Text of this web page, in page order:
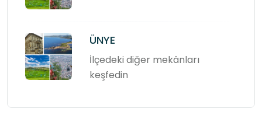
ÜNYE
İlçedeki diğer mekânları
keşfedin